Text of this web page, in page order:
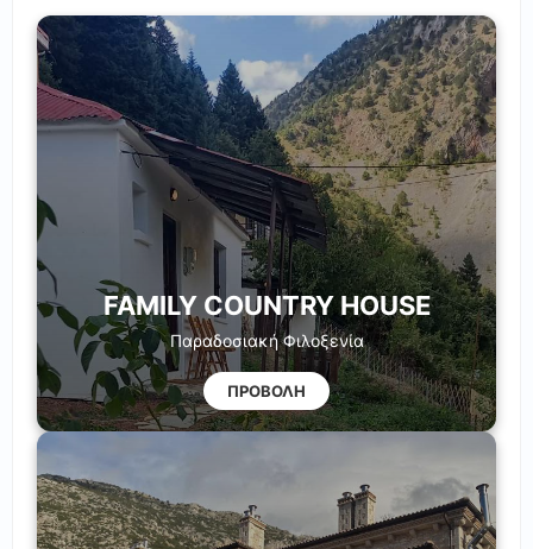
FAMILY COUNTRY HOUSE
Παραδοσιακή Φιλοξενία
ΠΡΟΒΟΛΗ